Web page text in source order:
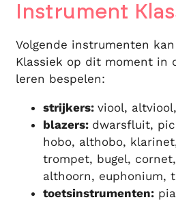
Instrument
Volgende instrumenten
Klassiek op dit moment in
leren bespelen:
strijkers: viool,
blazers: dwarsfluit,
hobo, althobo,
trompet, bugel,
althoorn, euphonium,
toetsinstrumenten: